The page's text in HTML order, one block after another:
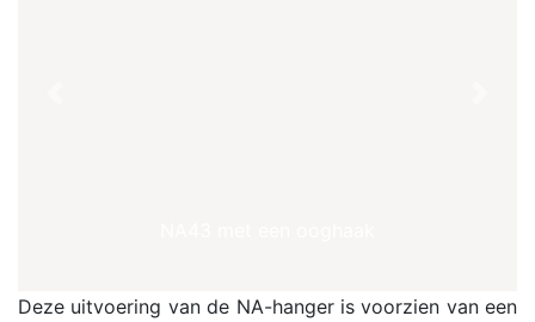
Deze uitvoering van de NA-hanger is voorzien van een